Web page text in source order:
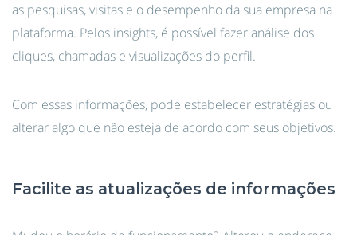
as pesquisas, visitas e o desempenho da sua empresa na
plataforma. Pelos insights, é possível fazer análise dos
cliques, chamadas e visualizações do perfil.
Com essas informações, pode estabelecer estratégias ou
alterar algo que não esteja de acordo com seus objetivos.
Facilite as atualizações de informações